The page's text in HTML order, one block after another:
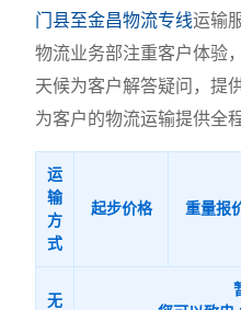
门县至金昌物流专线运输
物流业务部注重客户体验
天候为客户解答疑问，提
为客户的物流运输提供全
运
输
方
式
起步价格 重量报
无